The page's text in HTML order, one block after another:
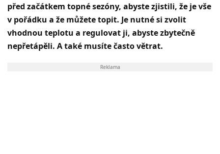
před začátkem topné sezóny, abyste zjistili, že je vše
v pořádku a že můžete topit. Je nutné si zvolit
vhodnou teplotu a regulovat ji, abyste zbytečně
nepřetápěli. A také musíte často větrat.
Reklama